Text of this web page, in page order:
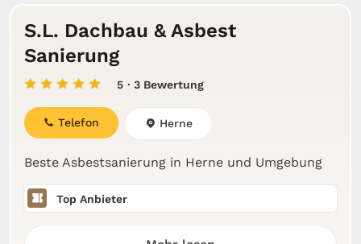
S.L. Dachbau & Asbest
Sanierung
5 · 3 Bewertung
Beste Asbestsanierung in Herne und Umgebung
Telefon Herne
Top Anbieter